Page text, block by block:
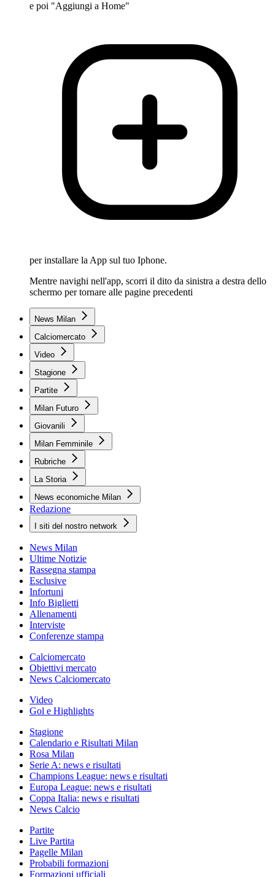
e poi "Aggiungi a Home"
per installare la App sul tuo Iphone.
Mentre navighi nell'app, scorri il dito da sinistra a destra dello
schermo per tornare alle pagine precedenti
News Milan
Calciomercato
Video
Stagione
Partite
Milan Futuro
Giovanili
Milan Femminile
Rubriche
La Storia
News economiche Milan
Redazione
I siti del nostro network
News Milan
Ultime Notizie
Rassegna stampa
Esclusive
Infortuni
Info Biglietti
Allenamenti
Interviste
Conferenze stampa
Calciomercato
Obiettivi mercato
News Calciomercato
Video
Gol e Highlights
Stagione
Calendario e Risultati Milan
Rosa Milan
Serie A: news e risultati
Champions League: news e risultati
Europa League: news e risultati
Coppa Italia: news e risultati
News Calcio
Partite
Live Partita
Pagelle Milan
Probabili formazioni
Formazioni ufficiali